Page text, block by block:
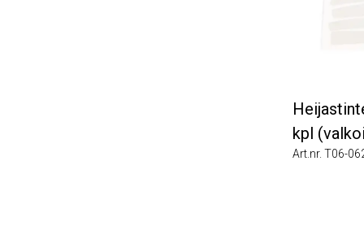
kpl
Art.nr. T06-